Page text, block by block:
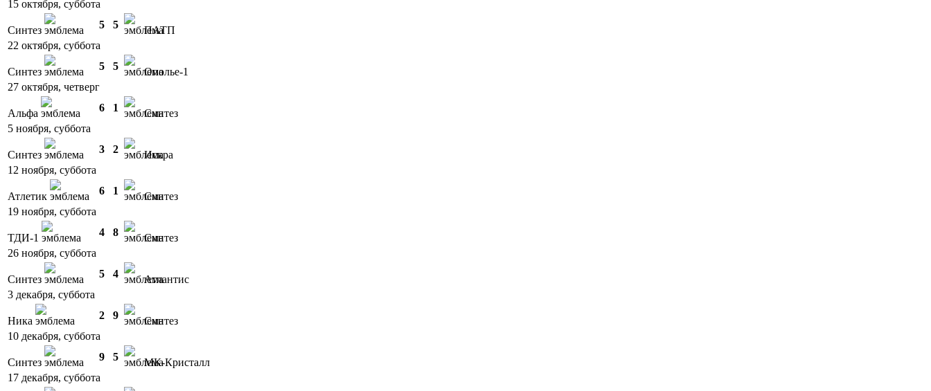
15 октября, суббота
Синтез 5 5
ПАТП
22 октября, суббота
Синтез 5 5
Ополье-1
27 октября, четверг
Альфа 6 1
Синтез
5 ноября, суббота
Синтез 3 2
Искра
12 ноября, суббота
Атлетик 6 1
Синтез
19 ноября, суббота
ТДИ-1 4 8
Синтез
26 ноября, суббота
Синтез 5 4
Атлантис
3 декабря, суббота
Ника 2 9
Синтез
10 декабря, суббота
Синтез 9 5
МК-Кристалл
17 декабря, суббота